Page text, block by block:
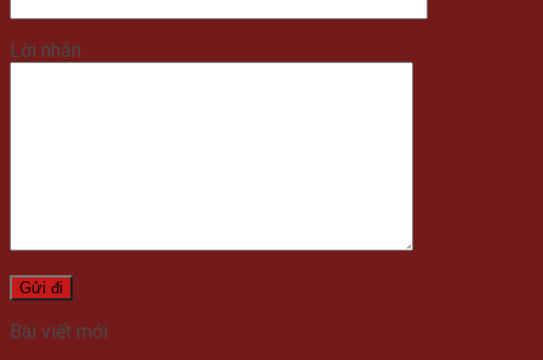
Lời nhắn
Bài viết mới